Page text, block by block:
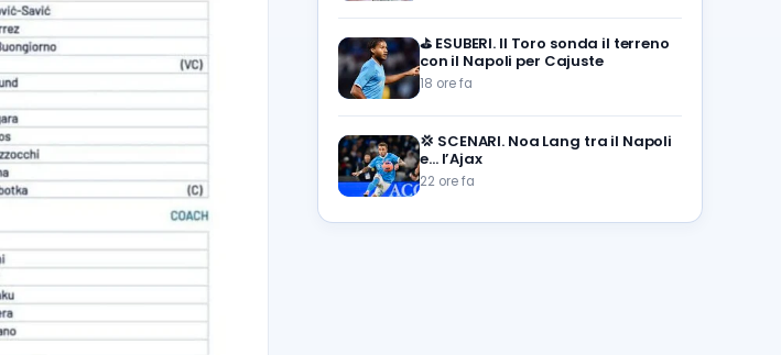
⛳ ESUBERI. Il Toro sonda il terreno
con il Napoli per Cajuste
18 ore fa
💢 SCENARI. Noa Lang tra il Napoli
e… l’Ajax
22 ore fa